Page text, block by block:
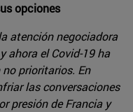
opciones
atención negociadora
ahora el Covid-19 ha
prioritarios. En
las conversaciones
presión de Francia y